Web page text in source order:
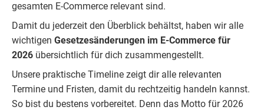
gesamten E-Commerce relevant sind.
Damit du jederzeit den Überblick behältst, haben wir alle
wichtigen Gesetzesänderungen im E-Commerce für
2026 übersichtlich für dich zusammengestellt.
Unsere praktische Timeline zeigt dir alle relevanten
Termine und Fristen, damit du rechtzeitig handeln kannst.
So bist du bestens vorbereitet. Denn das Motto für 2026